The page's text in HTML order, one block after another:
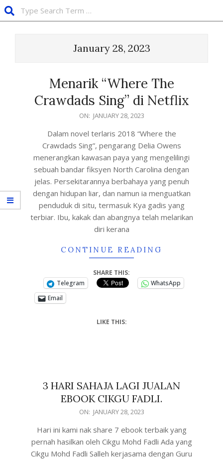
January 28, 2023
Menarik “Where The
Crawdads Sing” di Netflix
ON: JANUARY 28, 2023
Dalam novel terlaris 2018 “Where the
Crawdads Sing”, pengarang Delia Owens
menerangkan kawasan paya yang mengelilingi
sebuah bandar fiksyen North Carolina dengan
jelas. Persekitarannya berbahaya yang penuh
dengan hidupan liar, dan namun ia menguatkan
penduduk di situ, termasuk Kya gadis yang
terbiar. Ibu, kakak dan abangnya telah melarikan
diri kerana
CONTINUE READING
SHARE THIS:
Telegram
WhatsApp
Email
LIKE THIS:
3 HARI SAHAJA LAGI JUALAN
EBOOK CIKGU FADLI.
ON: JANUARY 28, 2023
Hari ini kami nak share 7 ebook terbaik yang
pernah hasilkan oleh Cikgu Mohd Fadli Ada yang
Cikgu Mohd Fadli Salleh kerjasama dengan Guru